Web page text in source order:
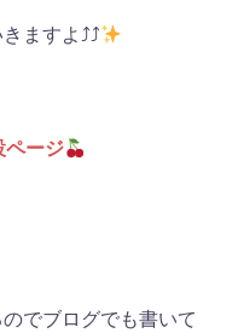
ますよ⤴︎⤴︎
ページ
でブログでも書いて